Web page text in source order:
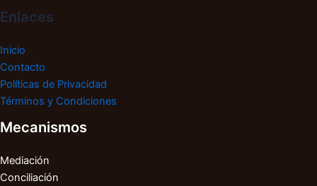
Enlaces
Inicio
Contacto
Políticas de Privacidad
Términos y Condiciones
Mecanismos
Mediación
Conciliación